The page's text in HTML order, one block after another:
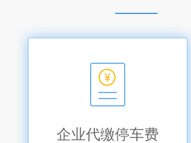
企业代缴停车费